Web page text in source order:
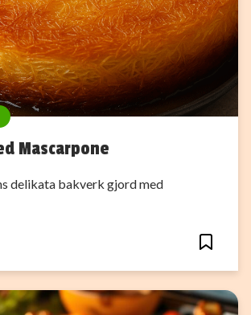
Mascarpone
delikata bakverk gjord med